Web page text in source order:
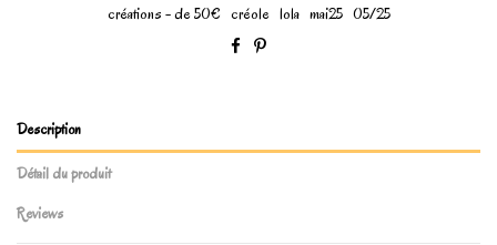
créations - de 50€ créole lola mai25 05/25
Description
Détail du produit
Reviews